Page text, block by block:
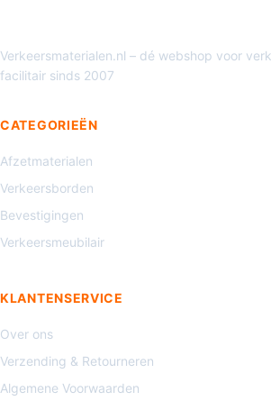
Verkeersmaterialen.nl – dé webshop voor
facilitair sinds 2007
CATEGORIEËN
Afzetmaterialen
Verkeersborden
Bevestigingen
Verkeersmeubilair
KLANTENSERVICE
Over ons
Verzending & Retourneren
Algemene Voorwaarden